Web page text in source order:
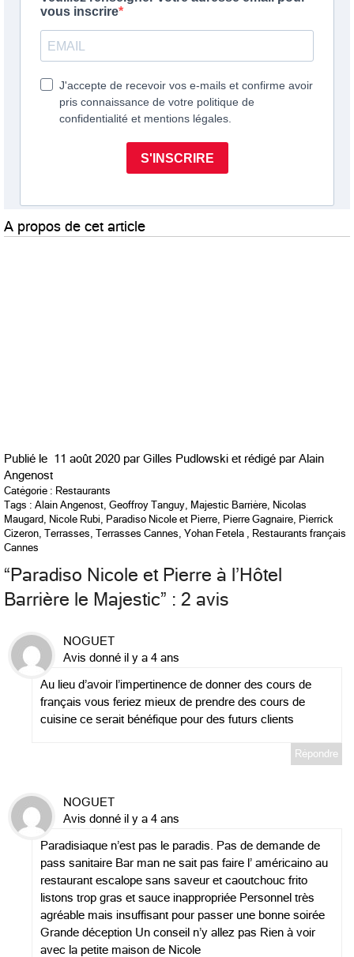
A propos de cet article
Publié le 11 août 2020 par Gilles Pudlowski et rédigé par Alain
Angenost
Catégorie : Restaurants
Tags : Alain Angenost Geoffroy Tanguy Majestic Barrière Nicolas
Maugard
Nicole Rubi Paradiso Nicole et Pierre Pierre Gagnaire Pierrick
Cizeron Terrasses Terrasses Cannes Yohan Fetela
Restaurants français
Cannes
“ Paradiso Nicole et Pierre à l’Hôtel
Barrière le Majestic” : 2 avis
NOGUET
Avis donné il y a 4 ans
Au lieu d’avoir l’impertinence de donner des cours de
français vous feriez mieux de prendre des cours de
cuisine ce serait bénéfique pour des futurs clients
Répondre
NOGUET
Avis donné il y a 4 ans
Paradisiaque n’est pas le paradis. Pas de demande de
pass sanitaire Bar man ne sait pas faire l’ américaino au
restaurant escalope sans saveur et caoutchouc frito
listons trop gras et sauce inappropriée Personnel très
agréable mais insuffisant pour passer une bonne soirée
Grande déception Un conseil n’y allez pas Rien à voir
avec la petite maison de Nicole